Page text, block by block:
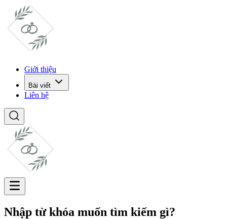
Giới thiệu
Bài viết
Liên hệ
Nhập từ khóa muốn tìm kiếm gì?